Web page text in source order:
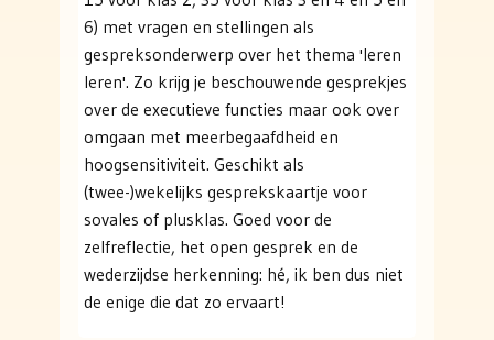
6) met vragen en stellingen als
gespreksonderwerp over het thema 'leren
leren'. Zo krijg je beschouwende gesprekjes
over de executieve functies maar ook over
omgaan met meerbegaafdheid en
hoogsensitiviteit. Geschikt als
(twee-)wekelijks gesprekskaartje voor
sovales of plusklas. Goed voor de
zelfreflectie, het open gesprek en de
wederzijdse herkenning: hé, ik ben dus niet
de enige die dat zo ervaart!